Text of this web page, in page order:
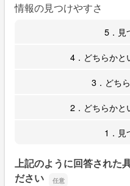
情報の見つけやすさ
5．見
4．どちらかと
3．どち
2．どちらかと
1．見
上記のように回答された
ださい